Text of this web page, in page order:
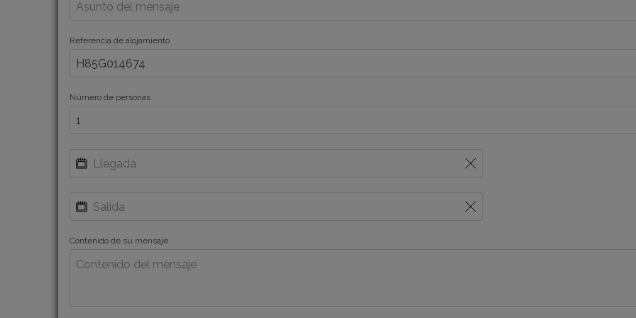
Referencia de alojamiento
Número de personas
Contenido de su mensaje